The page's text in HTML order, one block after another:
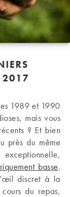
2017
1989 et 1990
mais vous
? Et bien
près du même
basse.
discret à la
du repas,